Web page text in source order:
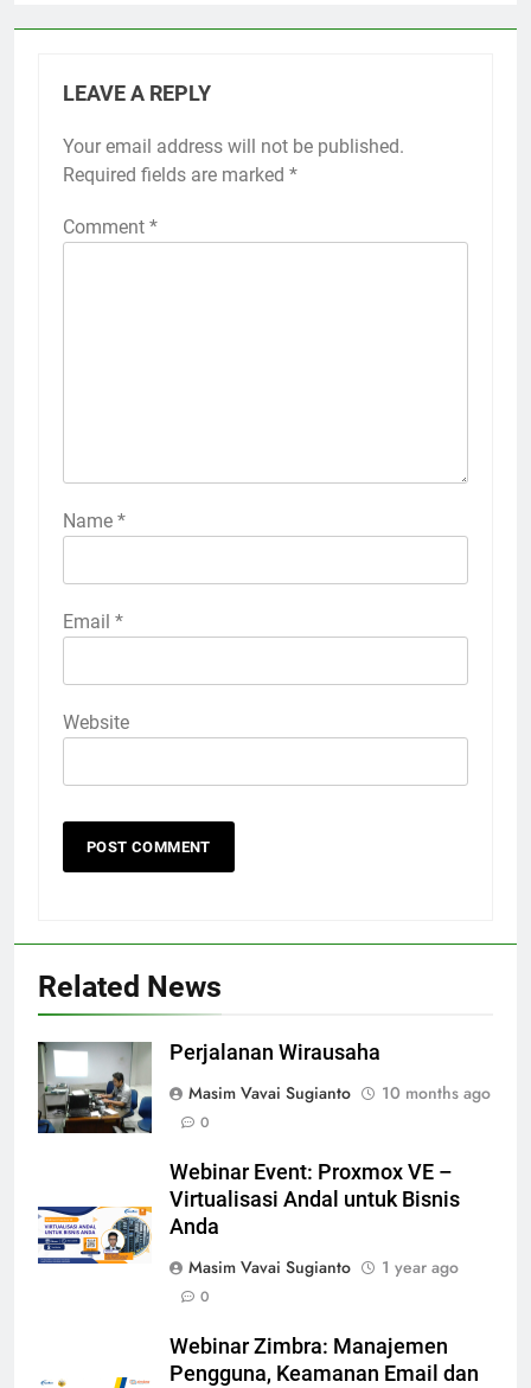
LEAVE A REPLY
Your email address will not be published.
Required fields are marked *
Comment *
Name *
Email *
Website
Related News
Perjalanan Wirausaha
Masim Vavai Sugianto
10 months ago
0
Webinar Event: Proxmox VE –
Virtualisasi Andal untuk Bisnis
Anda
Masim Vavai Sugianto
1 year ago
0
Webinar Zimbra: Manajemen
Pengguna, Keamanan Email dan